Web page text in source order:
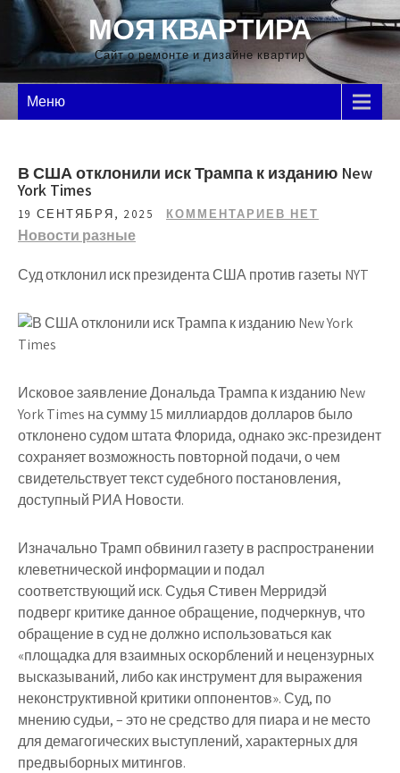
Перейти
содержимому
МОЯ КВАРТИРА
Сайт о ремонте и дизайне квартир
Меню
В США отклонили иск Трампа к изданию New
York Times
19 СЕНТЯБРЯ, 2025 КОММЕНТАРИЕВ НЕТ
Новости разные
Суд отклонил иск президента США против газеты NYT
Исковое заявление Дональда Трампа к изданию New
York Times на сумму 15 миллиардов долларов было
отклонено судом штата Флорида, однако экс-президент
сохраняет возможность повторной подачи, о чем
свидетельствует текст судебного постановления,
доступный РИА Новости.
Изначально Трамп обвинил газету в распространении
клеветнической информации и подал
соответствующий иск. Судья Стивен Мерридэй
подверг критике данное обращение, подчеркнув, что
обращение в суд не должно использоваться как
«площадка для взаимных оскорблений и нецензурных
высказываний, либо как инструмент для выражения
неконструктивной критики оппонентов». Суд, по
мнению судьи, – это не средство для пиара и не место
для демагогических выступлений, характерных для
предвыборных митингов.